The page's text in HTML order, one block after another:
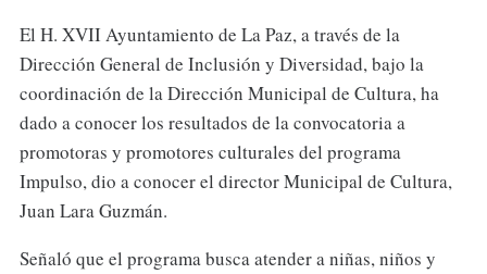
El H. XVII Ayuntamiento de La Paz, a través de la
Dirección General de Inclusión y Diversidad, bajo la
coordinación de la Dirección Municipal de Cultura, ha
dado a conocer los resultados de la convocatoria a
promotoras y promotores culturales del programa
Impulso, dio a conocer el director Municipal de Cultura,
Juan Lara Guzmán.
Señaló que el programa busca atender a niñas, niños y